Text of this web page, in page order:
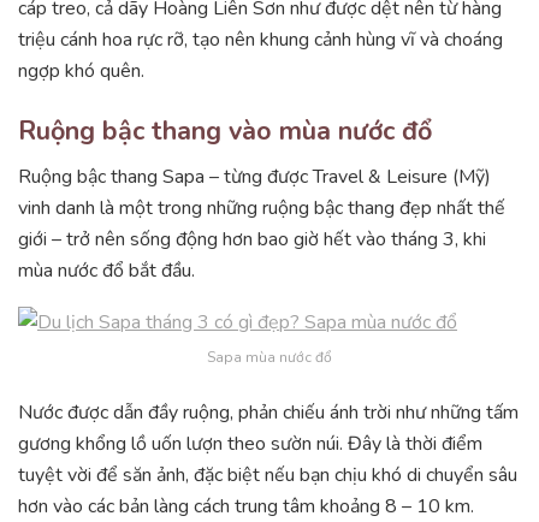
cáp treo, cả dãy Hoàng Liên Sơn như được dệt nên từ hàng
triệu cánh hoa rực rỡ, tạo nên khung cảnh hùng vĩ và choáng
ngợp khó quên.
Ruộng bậc thang vào mùa nước đổ
Ruộng bậc thang Sapa – từng được Travel & Leisure (Mỹ)
vinh danh là một trong những ruộng bậc thang đẹp nhất thế
giới – trở nên sống động hơn bao giờ hết vào tháng 3, khi
mùa nước đổ bắt đầu.
Sapa mùa nước đổ
Nước được dẫn đầy ruộng, phản chiếu ánh trời như những tấm
gương khổng lồ uốn lượn theo sườn núi. Đây là thời điểm
tuyệt vời để săn ảnh, đặc biệt nếu bạn chịu khó di chuyển sâu
hơn vào các bản làng cách trung tâm khoảng 8 – 10 km.